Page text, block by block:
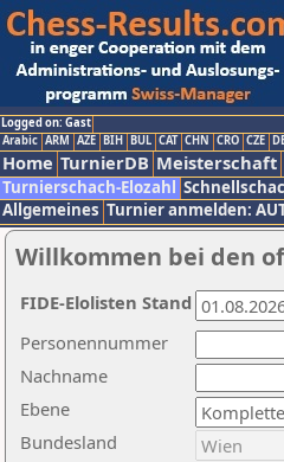
Logged on: Gast
Arabic ARM AZE BIH BUL CAT CHN CRO CZE
Home TurnierDB Meisterschaft
Turnierschach-Elozahl
Allgemeines Turnier anmelden:
Willkommen bei den
Nachname
Ebene
Personennummer
Bundesland
FIDE-Elolisten Stand